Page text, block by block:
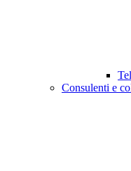
Consulenti e